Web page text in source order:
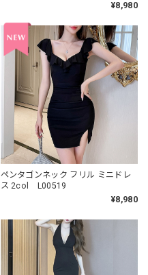
¥8,980
ペンタゴンネック フリル ミニドレ
ス 2col L00519
¥8,980